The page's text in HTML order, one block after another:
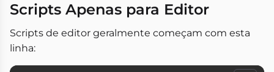
Scripts Apenas para Editor
Scripts de editor geralmente começam com esta
linha: